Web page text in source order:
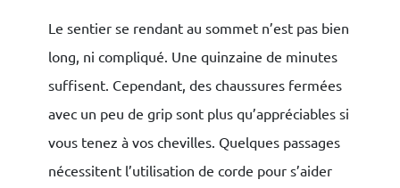
Le sentier se rendant au sommet n’est pas bien
long, ni compliqué. Une quinzaine de minutes
suffisent. Cependant, des chaussures fermées
avec un peu de grip sont plus qu’appréciables si
vous tenez à vos chevilles. Quelques passages
nécessitent l’utilisation de corde pour s’aider